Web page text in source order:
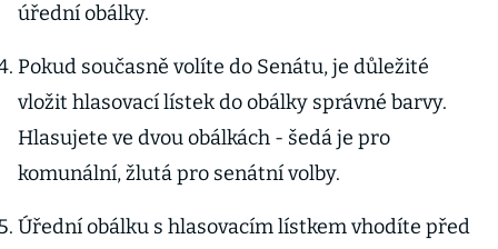
úřední obálky.
Pokud současně volíte do Senátu, je důležité
vložit hlasovací lístek do obálky správné barvy.
Hlasujete ve dvou obálkách - šedá je pro
komunální, žlutá pro senátní volby.
Úřední obálku s hlasovacím lístkem vhodíte před